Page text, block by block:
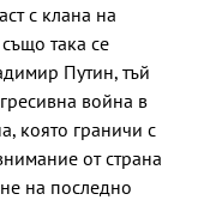
с клана на
така се
Путин, тъй
война в
която граничи с
от страна
на последно